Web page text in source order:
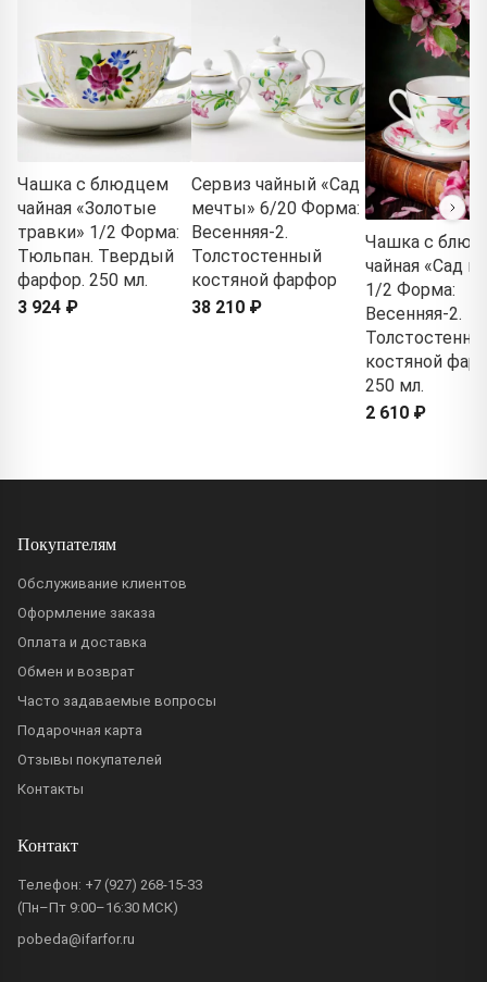
Чашка с блюдцем
чайная «Золотые
травки» 1/2 Форма:
Тюльпан. Твердый
фарфор. 250 мл.
3 924 ₽
Сервиз чайный «Сад
мечты» 6/20 Форма:
Весенняя-2.
Толстостенный
костяной фарфор
38 210 ₽
Чашка с
чайная «Сад
1/2 Форма:
Весенняя-2.
костяной
250 мл.
2 610 ₽
Покупателям
Обслуживание клиентов
Оформление заказа
Оплата и доставка
Обмен и возврат
Часто задаваемые вопросы
Подарочная карта
Отзывы покупателей
Контакты
Контакт
Телефон: +7 (927) 268-15-33
(Пн–Пт 9:00–16:30 МСК)
pobeda@ifarfor.ru